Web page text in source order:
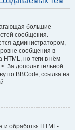
большие
сообщения.
администратором,
сообщения в
HTML, но теги в нём
За дополнительной
по BBCode, ссылка на
и обработка HTML-